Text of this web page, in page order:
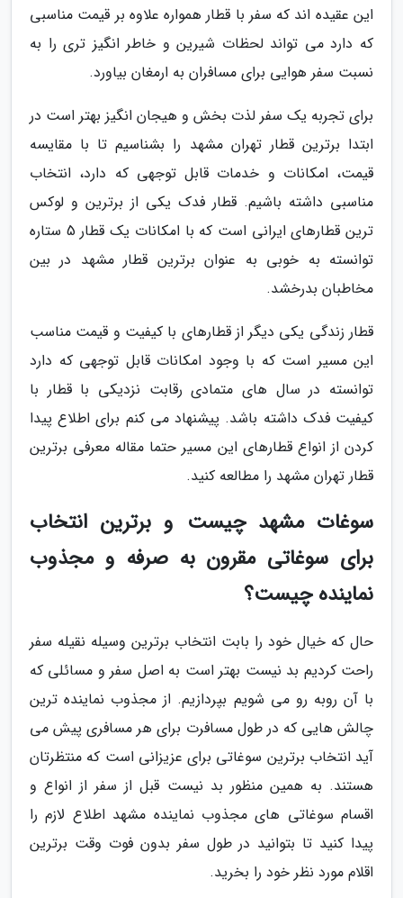
این عقیده اند که سفر با قطار همواره علاوه بر قیمت مناسبی
که دارد می تواند لحظات شیرین و خاطر انگیز تری را به
نسبت سفر هوایی برای مسافران به ارمغان بیاورد.
برای تجربه یک سفر لذت بخش و هیجان انگیز بهتر است در
ابتدا برترین قطار تهران مشهد را بشناسیم تا با مقایسه
قیمت، امکانات و خدمات قابل توجهی که دارد، انتخاب
مناسبی داشته باشیم. قطار فدک یکی از برترین و لوکس
ترین قطارهای ایرانی است که با امکانات یک قطار 5 ستاره
توانسته به خوبی به عنوان برترین قطار مشهد در بین
مخاطبان بدرخشد.
قطار زندگی یکی دیگر از قطارهای با کیفیت و قیمت مناسب
این مسیر است که با وجود امکانات قابل توجهی که دارد
توانسته در سال های متمادی رقابت نزدیکی با قطار با
کیفیت فدک داشته باشد. پیشنهاد می کنم برای اطلاع پیدا
کردن از انواع قطارهای این مسیر حتما مقاله معرفی برترین
قطار تهران مشهد را مطالعه کنید.
سوغات مشهد چیست و برترین انتخاب
برای سوغاتی مقرون به صرفه و مجذوب
نماینده چیست؟
حال که خیال خود را بابت انتخاب برترین وسیله نقیله سفر
راحت کردیم بد نیست بهتر است به اصل سفر و مسائلی که
با آن روبه رو می شویم بپردازیم. از مجذوب نماینده ترین
چالش هایی که در طول مسافرت برای هر مسافری پیش می
آید انتخاب برترین سوغاتی برای عزیزانی است که منتظرتان
هستند. به همین منظور بد نیست قبل از سفر از انواع و
اقسام سوغاتی های مجذوب نماینده مشهد اطلاع لازم را
پیدا کنید تا بتوانید در طول سفر بدون فوت وقت برترین
اقلام مورد نظر خود را بخرید.